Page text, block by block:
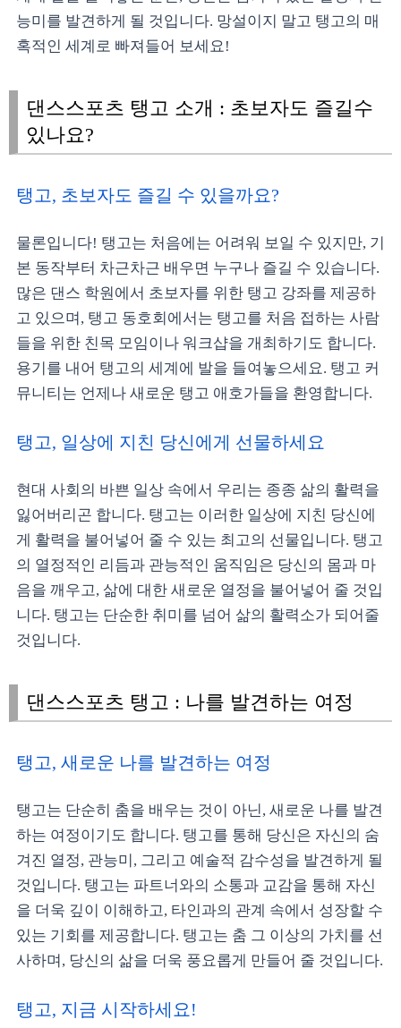
능미를 발견하게 될 것입니다. 망설이지 말고 탱고의 매
혹적인 세계로 빠져들어 보세요!
댄스스포츠 탱고 소개 : 초보자도 즐길수
있나요?
탱고, 초보자도 즐길 수 있을까요?
물론입니다! 탱고는 처음에는 어려워 보일 수 있지만, 기
본 동작부터 차근차근 배우면 누구나 즐길 수 있습니다.
많은 댄스 학원에서 초보자를 위한 탱고 강좌를 제공하
고 있으며, 탱고 동호회에서는 탱고를 처음 접하는 사람
들을 위한 친목 모임이나 워크샵을 개최하기도 합니다.
용기를 내어 탱고의 세계에 발을 들여놓으세요. 탱고 커
뮤니티는 언제나 새로운 탱고 애호가들을 환영합니다.
탱고, 일상에 지친 당신에게 선물하세요
현대 사회의 바쁜 일상 속에서 우리는 종종 삶의 활력을
잃어버리곤 합니다. 탱고는 이러한 일상에 지친 당신에
게 활력을 불어넣어 줄 수 있는 최고의 선물입니다. 탱고
의 열정적인 리듬과 관능적인 움직임은 당신의 몸과 마
음을 깨우고, 삶에 대한 새로운 열정을 불어넣어 줄 것입
니다. 탱고는 단순한 취미를 넘어 삶의 활력소가 되어줄
것입니다.
댄스스포츠 탱고 : 나를 발견하는 여정
탱고, 새로운 나를 발견하는 여정
탱고는 단순히 춤을 배우는 것이 아닌, 새로운 나를 발견
하는 여정이기도 합니다. 탱고를 통해 당신은 자신의 숨
겨진 열정, 관능미, 그리고 예술적 감수성을 발견하게 될
것입니다. 탱고는 파트너와의 소통과 교감을 통해 자신
을 더욱 깊이 이해하고, 타인과의 관계 속에서 성장할 수
있는 기회를 제공합니다. 탱고는 춤 그 이상의 가치를 선
사하며, 당신의 삶을 더욱 풍요롭게 만들어 줄 것입니다.
탱고, 지금 시작하세요!